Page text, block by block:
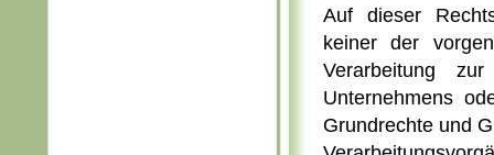
Auf dieser
keiner der
Verarbeitung
Unternehmens
Grundrechte und